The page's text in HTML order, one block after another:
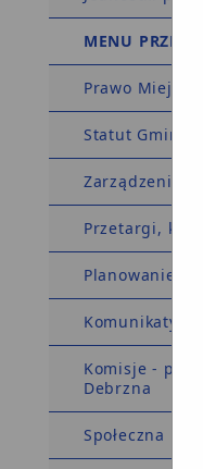
MENU
Prawo
Statut Gminy
Zarządzenia
Przetargi,
Planowanie
Komunikaty i
Komisje -
Debrzna
Społeczna